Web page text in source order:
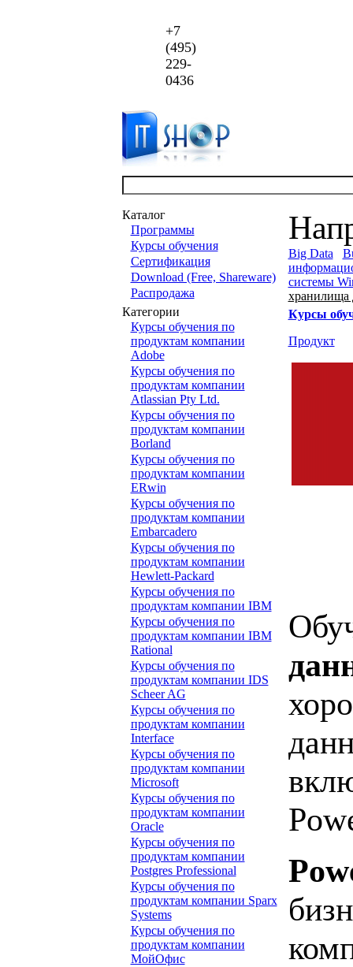
+7
(495)
229-
0436
Каталог
Программы
Курсы обучения
Сертификация
Download (Free, Shareware)
Распродажа
Категории
Курсы обучения по
продуктам компании
Adobe
Курсы обучения по
продуктам компании
Atlassian Pty Ltd.
Курсы обучения по
продуктам компании
Borland
Курсы обучения по
продуктам компании
ERwin
Курсы обучения по
продуктам компании
Embarcadero
Курсы обучения по
продуктам компании
Hewlett-Packard
Курсы обучения по
продуктам компании IBM
Курсы обучения по
продуктам компании IBM
Rational
Курсы обучения по
продуктам компании IDS
Scheer AG
Курсы обучения по
продуктам компании
Interface
Курсы обучения по
продуктам компании
Microsoft
Курсы обучения по
продуктам компании
Oracle
Курсы обучения по
продуктам компании
Postgres Professional
Курсы обучения по
продуктам компании Sparx
Systems
Курсы обучения по
продуктам компании
МойОфис
Big Data
системы
хранилища
Курсы
Продукт